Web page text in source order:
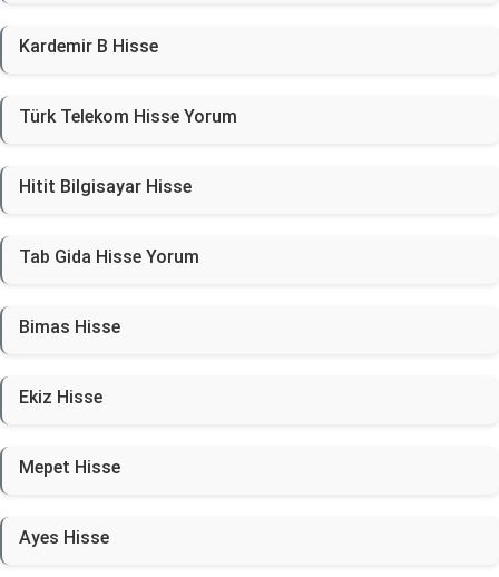
Kardemir B Hisse
Türk Telekom Hisse Yorum
Hitit Bilgisayar Hisse
Tab Gida Hisse Yorum
Bimas Hisse
Ekiz Hisse
Mepet Hisse
Ayes Hisse